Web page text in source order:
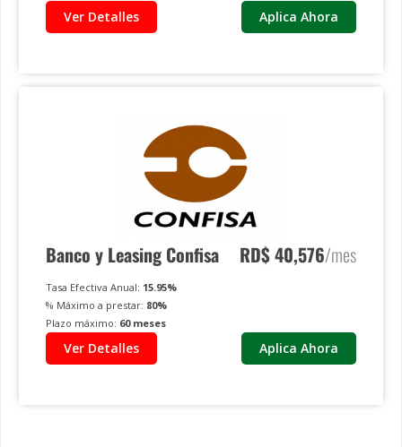
Ver Detalles Aplica Ahora
Banco y Leasing Confisa RD$40,576/mes
Tasa Efectiva Anual: 15.95%
% Máximo a prestar: 80%
Plazo máximo: 60meses
Ver Detalles Aplica Ahora